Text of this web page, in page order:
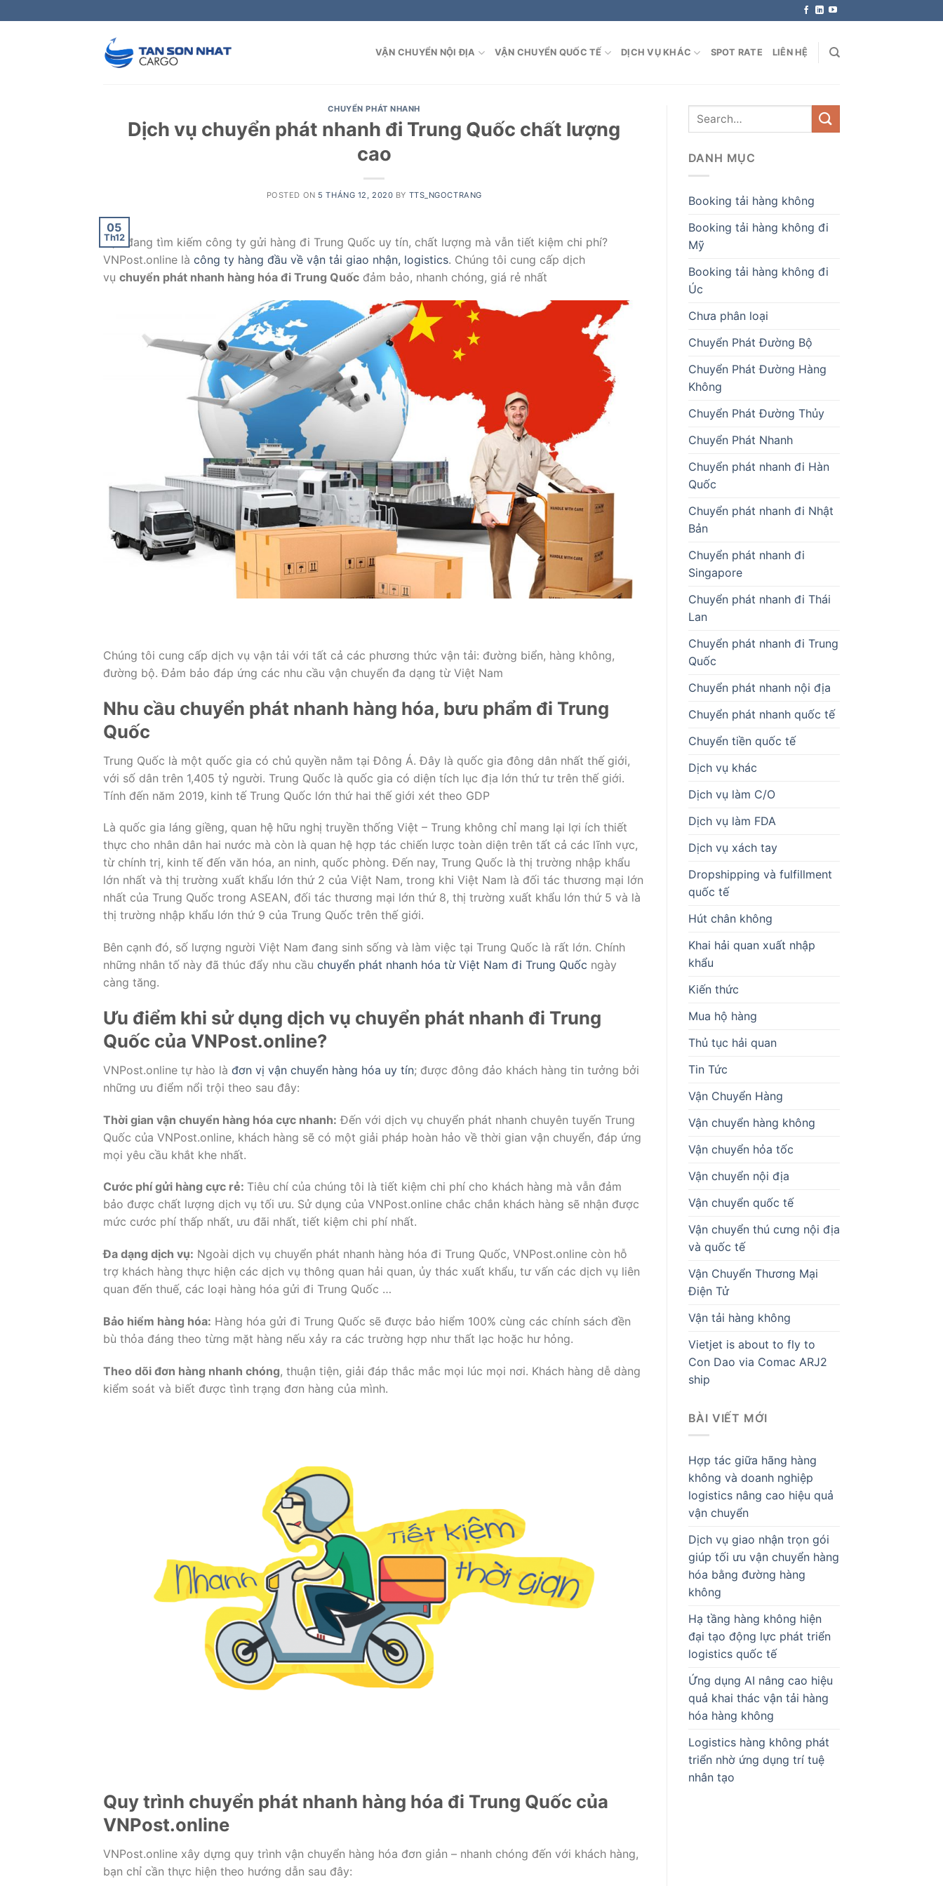
to
VẬN CHUYỂN NỘI ĐỊA VẬN CHUYỂN QUỐC TẾ DỊCH VỤ KHÁC SPOT RATE LIÊN HỆ
CHUYỂN PHÁT NHANH
Dịch vụ chuyển phát nhanh đi Trung Quốc chất lượng
cao
POSTED ON 5 THÁNG 12, 2020 BY TTS_NGOCTRANG
05
Th12
Bạn đang tìm kiếm công ty gửi hàng đi Trung Quốc uy tín, chất lượng mà vẫn tiết kiệm chi phí?
VNPost.online là công ty hàng đầu về vận tải giao nhận, logistics. Chúng tôi cung cấp dịch
vụ chuyển phát nhanh hàng hóa đi Trung Quốc đảm bảo, nhanh chóng, giá rẻ nhất
Chúng tôi cung cấp dịch vụ vận tải với tất cả các phương thức vận tải: đường biển, hàng không,
đường bộ. Đảm bảo đáp ứng các nhu cầu vận chuyển đa dạng từ Việt Nam
Nhu cầu chuyển phát nhanh hàng hóa, bưu phẩm đi Trung
Quốc
Trung Quốc là một quốc gia có chủ quyền nằm tại Đông Á. Đây là quốc gia đông dân nhất thế giới,
với số dân trên 1,405 tỷ người. Trung Quốc là quốc gia có diện tích lục địa lớn thứ tư trên thế giới.
Tính đến năm 2019, kinh tế Trung Quốc lớn thứ hai thế giới xét theo GDP
Là quốc gia láng giềng, quan hệ hữu nghị truyền thống Việt – Trung không chỉ mang lại lợi ích thiết
thực cho nhân dân hai nước mà còn là quan hệ hợp tác chiến lược toàn diện trên tất cả các lĩnh vực,
từ chính trị, kinh tế đến văn hóa, an ninh, quốc phòng. Đến nay, Trung Quốc là thị trường nhập khẩu
lớn nhất và thị trường xuất khẩu lớn thứ 2 của Việt Nam, trong khi Việt Nam là đối tác thương mại lớn
nhất của Trung Quốc trong ASEAN, đối tác thương mại lớn thứ 8, thị trường xuất khẩu lớn thứ 5 và là
thị trường nhập khẩu lớn thứ 9 của Trung Quốc trên thế giới.
Bên cạnh đó, số lượng người Việt Nam đang sinh sống và làm việc tại Trung Quốc là rất lớn. Chính
những nhân tố này đã thúc đẩy nhu cầu chuyển phát nhanh hóa từ Việt Nam đi Trung Quốc ngày
càng tăng.
Ưu điểm khi sử dụng dịch vụ chuyển phát nhanh đi Trung
Quốc của VNPost.online?
VNPost.online tự hào là đơn vị vận chuyển hàng hóa uy tín; được đông đảo khách hàng tin tưởng bởi
những ưu điểm nổi trội theo sau đây:
Thời gian vận chuyển hàng hóa cực nhanh: Đến với dịch vụ chuyển phát nhanh chuyên tuyến Trung
Quốc của VNPost.online, khách hàng sẽ có một giải pháp hoàn hảo về thời gian vận chuyển, đáp ứng
mọi yêu cầu khắt khe nhất.
Cước phí gửi hàng cực rẻ: Tiêu chí của chúng tôi là tiết kiệm chi phí cho khách hàng mà vẫn đảm
bảo được chất lượng dịch vụ tối ưu. Sử dụng của VNPost.online chắc chắn khách hàng sẽ nhận được
mức cước phí thấp nhất, ưu đãi nhất, tiết kiệm chi phí nhất.
Đa dạng dịch vụ: Ngoài dịch vụ chuyển phát nhanh hàng hóa đi Trung Quốc, VNPost.online còn hỗ
trợ khách hàng thực hiện các dịch vụ thông quan hải quan, ủy thác xuất khẩu, tư vấn các dịch vụ liên
quan đến thuế, các loại hàng hóa gửi đi Trung Quốc …
Bảo hiểm hàng hóa: Hàng hóa gửi đi Trung Quốc sẽ được bảo hiểm 100% cùng các chính sách đền
bù thỏa đáng theo từng mặt hàng nếu xảy ra các trường hợp như thất lạc hoặc hư hỏng.
Theo dõi đơn hàng nhanh chóng, thuận tiện, giải đáp thắc mắc mọi lúc mọi nơi. Khách hàng dễ dàng
kiểm soát và biết được tình trạng đơn hàng của mình.
Quy trình chuyển phát nhanh hàng hóa đi Trung Quốc của
VNPost.online
VNPost.online xây dựng quy trình vận chuyển hàng hóa đơn giản – nhanh chóng đến với khách hàng,
bạn chỉ cần thực hiện theo hướng dẫn sau đây:
DANH MỤC
Booking tải hàng không
Booking tải hàng không đi
Mỹ
Booking tải hàng không đi
Úc
Chưa phân loại
Chuyển Phát Đường Bộ
Chuyển Phát Đường Hàng
Không
Chuyển Phát Đường Thủy
Chuyển Phát Nhanh
Chuyển phát nhanh đi Hàn
Quốc
Chuyển phát nhanh đi Nhật
Bản
Chuyển phát nhanh đi
Singapore
Chuyển phát nhanh đi Thái
Lan
Chuyển phát nhanh đi Trung
Quốc
Chuyển phát nhanh nội địa
Chuyển phát nhanh quốc tế
Chuyển tiền quốc tế
Dịch vụ khác
Dịch vụ làm C/O
Dịch vụ làm FDA
Dịch vụ xách tay
Dropshipping và fulfillment
quốc tế
Hút chân không
Khai hải quan xuất nhập
khẩu
Kiến thức
Mua hộ hàng
Thủ tục hải quan
Tin Tức
Vận Chuyển Hàng
Vận chuyển hàng không
Vận chuyển hỏa tốc
Vận chuyển nội địa
Vận chuyển quốc tế
Vận chuyển thú cưng nội địa
và quốc tế
Vận Chuyển Thương Mại
Điện Tử
Vận tải hàng không
Vietjet is about to fly to
Con Dao via Comac ARJ2
ship
BÀI VIẾT MỚI
Hợp tác giữa hãng hàng
không và doanh nghiệp
logistics nâng cao hiệu quả
vận chuyển
Dịch vụ giao nhận trọn gói
giúp tối ưu vận chuyển hàng
hóa bằng đường hàng
không
Hạ tầng hàng không hiện
đại tạo động lực phát triển
logistics quốc tế
Ứng dụng AI nâng cao hiệu
quả khai thác vận tải hàng
hóa hàng không
Logistics hàng không phát
triển nhờ ứng dụng trí tuệ
nhân tạo